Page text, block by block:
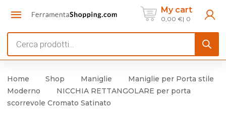
My cart
0,00 € 0
search
Home Shop Maniglie
Maniglie per Porta stile
Moderno
NICCHIA RETTANGOLARE per porta
scorrevole Cromato Satinato